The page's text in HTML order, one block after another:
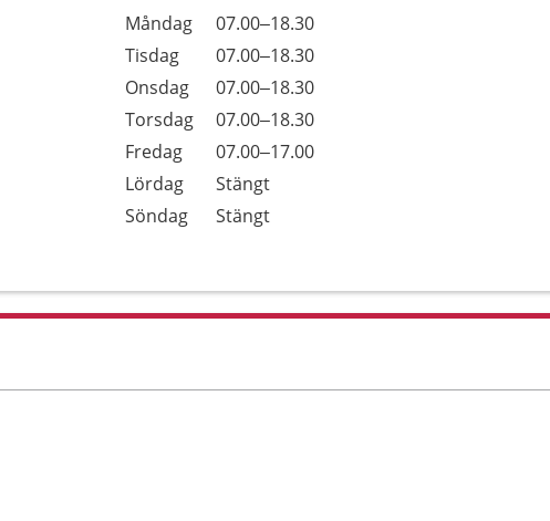
Dag
Öppettider
Kommentarer
Måndag
07.00–18.30
Tisdag
07.00–18.30
Onsdag
07.00–18.30
Torsdag
07.00–18.30
Fredag
07.00–17.00
Lördag
Stängt
Söndag
Stängt